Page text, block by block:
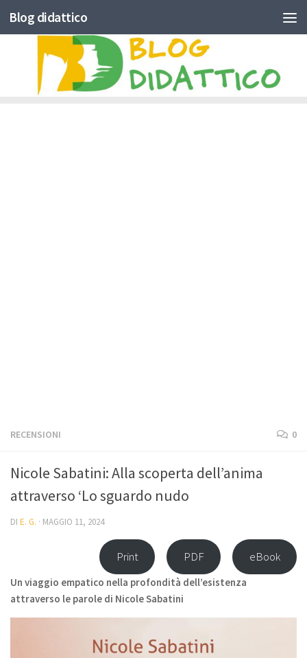
Skip to content
Blog didattico
RECENSIONI 0
Nicole Sabatini: Alla scoperta dell’anima
attraverso ‘Lo sguardo nudo
DI E. G. · MAGGIO 11, 2024
Print PDF eBook
Un viaggio empatico nella profondità dell’esistenza
attraverso le parole di Nicole Sabatini